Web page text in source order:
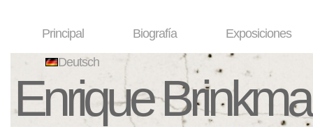
Principal Biografía Exposiciones
Deutsch
Enrique